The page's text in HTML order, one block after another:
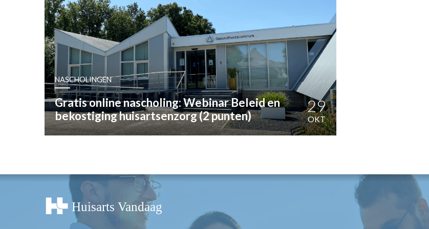
OPINIE
HUISARTSENPOST
PRAKTIJKZAKEN
TARIEVEN
VPHUISARTSEN
MEDISCHE VAKHANDEL
INLOGGEN
REGISTRATIE
NASCHOLINGEN
Gratis online nascholing: Webinar Beleid en
bekostiging huisartsenzorg (2 punten)
29
OKT